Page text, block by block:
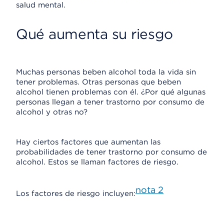
salud mental.
Qué aumenta su riesgo
Muchas personas beben alcohol toda la vida sin
tener problemas. Otras personas que beben
alcohol tienen problemas con él. ¿Por qué algunas
personas llegan a tener trastorno por consumo de
alcohol y otras no?
Hay ciertos factores que aumentan las
probabilidades de tener trastorno por consumo de
alcohol. Estos se llaman factores de riesgo.
Los factores de riesgo incluyen:nota 2